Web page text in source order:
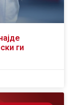
ги